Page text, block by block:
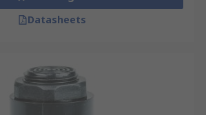
Datasheets